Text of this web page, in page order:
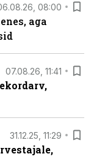
08:00
aga
07.08.26, 11:41
31.12.25, 11:29